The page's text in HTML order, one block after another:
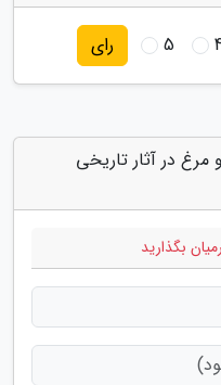
5 رای
در آثار تاریخی
بگذارید